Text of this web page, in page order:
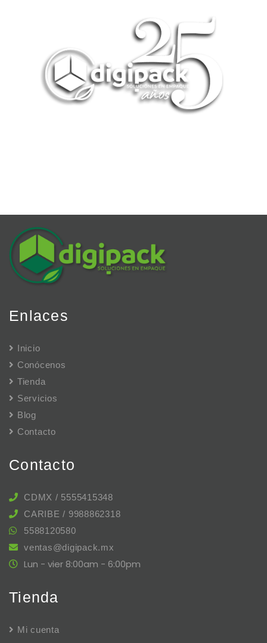
Enlaces
Inicio
Conócenos
Tienda
Servicios
Blog
Contacto
Contacto
CDMX / 5555415348
CARIBE / 9988862318
5588120580
ventas@digipack.mx
Lun - vier 8:00am - 6:00pm
Tienda
Mi cuenta